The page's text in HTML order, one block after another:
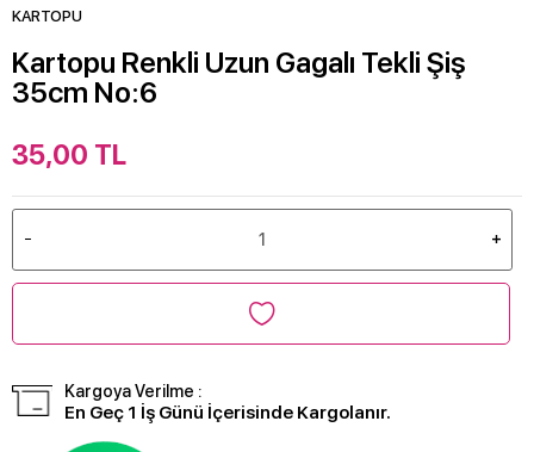
KARTOPU
Kartopu Renkli Uzun Gagalı Tekli Şiş
35cm No:6
35,00 TL
Kargoya Verilme :
En Geç 1 İş Günü İçerisinde Kargolanır.